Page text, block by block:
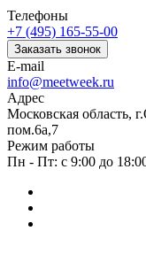
Телефоны
+7 (495) 165-55-00
Заказать звонок
E-mail
info@meetweek.ru
Адрес
Московская область,
пом.6а,7
Режим работы
Пн - Пт: с 9:00 до